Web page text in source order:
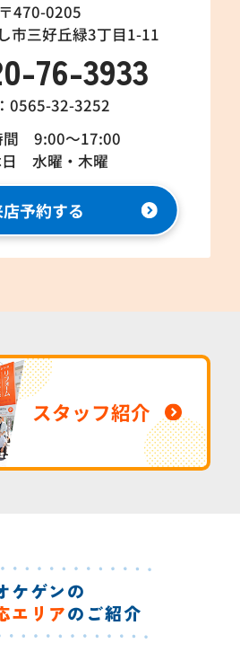
〒470-0205
市三好丘緑3丁目1-11
76-3933
0565-32-3252
間 9:00～17:00
日 水曜・木曜
予約する
スタッフ紹介
ケゲンの
エリアのご紹介